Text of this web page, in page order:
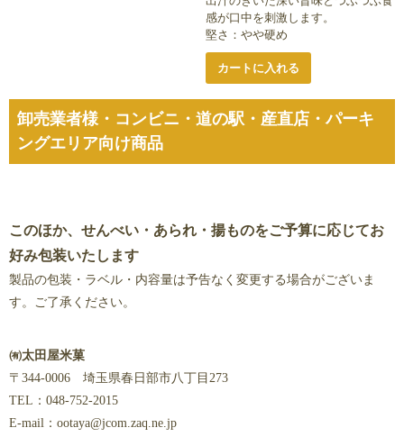
感が口中を刺激します。
堅さ：やや硬め
カートに入れる
卸売業者様・コンビニ・道の駅・産直店・パーキ
ングエリア向け商品
このほか、せんべい・あられ・揚ものをご予算に応じてお
好み包装いたします
製品の包装・ラベル・内容量は予告なく変更する場合がございま
す。ご了承ください。
㈲太田屋米菓
〒344-0006 埼玉県春日部市八丁目273
TEL：048-752-2015
E-mail：ootaya@jcom.zaq.ne.jp